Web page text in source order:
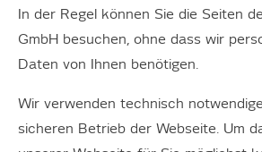
wie möglich zu erkennen. Unter
wir im Mai 2022 einen
Mitgliedern etabliert. Dieses
In diesem Geschäftsbericht bringen
In der Regel können Sie die Seiten
GmbH besuchen, ohne dass wir
Daten von Ihnen benötigen.
Wir verwenden technisch
sicheren Betrieb der Webseite. Um